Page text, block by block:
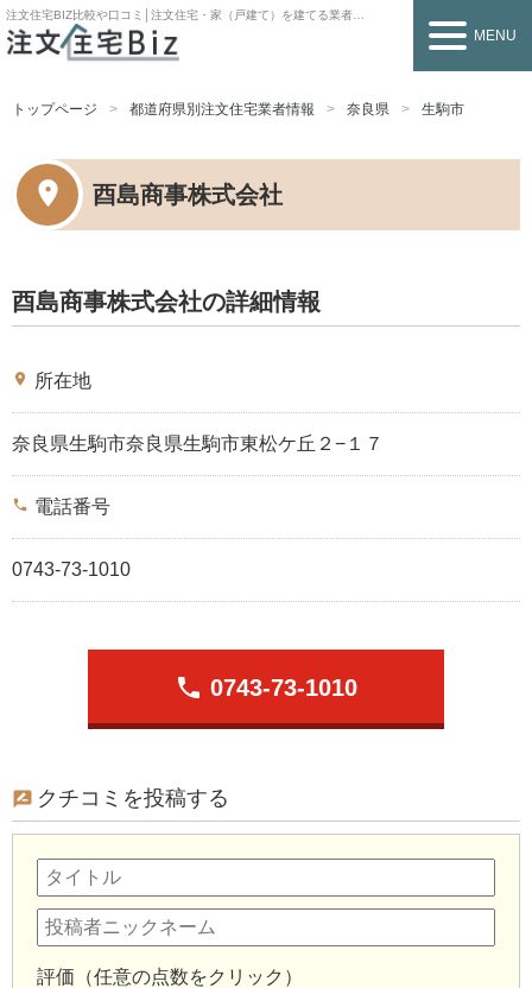
注文住宅BIZ比較や口コミ│注文住宅・家（戸建て）を建てる業者を探すなら
MENU
トップページ 都道府県別注文住宅業者情報 奈良県 生駒市
酉島商事株式会社
酉島商事株式会社の詳細情報
place 所在地
奈良県生駒市奈良県生駒市東松ケ丘２−１７
phone 電話番号
0743-73-1010
phone 0743-73-1010
クチコミを投稿する
評価（任意の点数をクリック）